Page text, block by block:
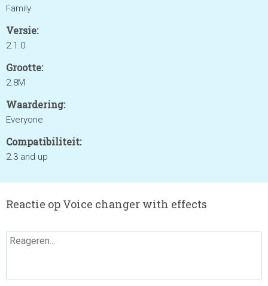
Family
Versie:
2.1.0
Grootte:
2.8M
Waardering:
Everyone
Compatibiliteit:
2.3 and up
Reactie op Voice changer with effects